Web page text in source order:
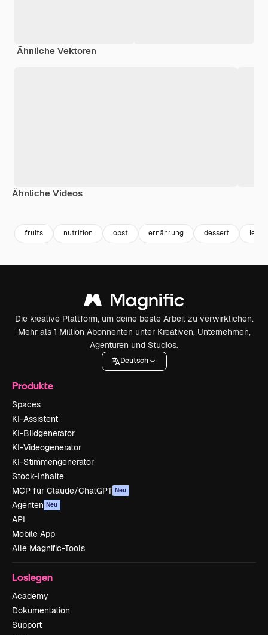
Ähnliche Vektoren
Ähnliche Videos
fruits nutrition obst ernährung dessert
Die kreative Plattform, um deine beste Arbeit zu verwirklichen.
Mehr als 1 Million Abonnenten unter Kreativen, Unternehmen,
Agenturen und Studios.
Deutsch
Produkte
Spaces
KI-Assistent
KI-Bildgenerator
KI-Videogenerator
KI-Stimmengenerator
Stock-Inhalte
MCP für Claude/ChatGPT Neu
Agenten Neu
API
Mobile App
Alle Magnific-Tools
Loslegen
Academy
Dokumentation
Support